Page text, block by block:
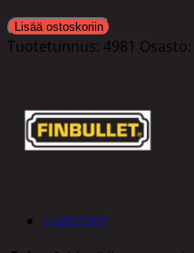
Lisää ostoskoriin
Tuotetunnus: 4981 Osasto:
Lisätiedot